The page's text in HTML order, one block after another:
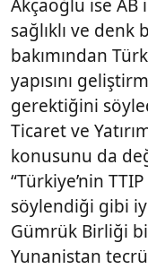
Akçaoğlu ise
sağlıklı ve
bakımından
yapısını
gerektiğini
Ticaret ve
konusunu da
“Türkiye’nin
söylendiği gibi
Gümrük Birliği
Yunanistan